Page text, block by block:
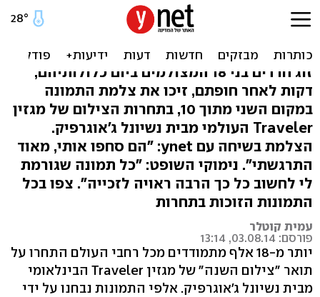
זוג במאה שערים: בין
התמונות הטובות בעולם
זוג חרדים בני 18 המצולמים ביום כלולותיהם,
דקות לאחר חופתם, זיכו את צלמת התמונה
במקום השני מתוך 10, בתחרות הצילום של מגזין
Traveler העולמי מבית נשיונל ג'אוגרפיק.
הצלמת בשיחה עם ynet: "הם סחפו אותי, מאוד
התרגשתי". נימוקי השופט: "כל תמונה שגורמת
לי לחשוב כל כך הרבה ראויה לזכייה". צפו בכל
התמונות הזוכות בתחרות
עמית קוטלר
פורסם: 03.08.14, 13:14
יותר מ-18 אלף מתמודדים מכל רחבי העולם התחרו על
תואר "צילום השנה" של מגזין Traveler הבינלאומי
מבית נשיונל ג'אוגרפיק. אלפי התמונות נבחנו על ידי